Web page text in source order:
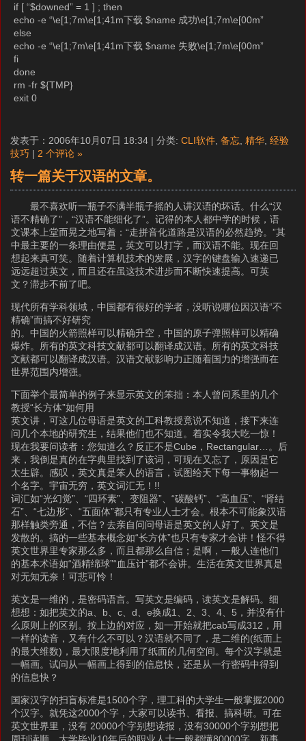
if [ “$downed” = 1 ] ; then
echo -e “\e[1;7m\e[1;41m下载 $name 成功\e[1;7m\e[00m”
else
echo -e “\e[1;7m\e[1;41m下载 $name 失败\e[1;7m\e[00m”
fi
done
rm -fr ${TMP}
exit 0
发表于：2006年10月07日 18:34 | 分类: CLI软件 备忘 精华 经验
技巧 | 2 个评论 »
转一篇关于汉语的文章。
最不喜欢听一瓶子不满半瓶子摇的人讲汉语的坏话。什么“汉
语不精确了”，“汉语不能细化了”。记得的本人都中学的时候，语
文课本上堂而晃之地写着：“走拼音化道路是汉语的必然趋势。”其
中最主要的一条理由便是，英文可以打字，而汉语不能。现在回
想起来真可笑。随着计算机技术的发展，汉字的键盘输入速递已
远远超过英文，而且还在虽这技术进步而不断快速提高。可英
文？滞步不前了吧。
现代所有学科领域，中国都有很好的学者，没听说哪位因汉语“不
精确”而搞不好研究
的。中国的火箭照样可以精确升空，中国的原子弹照样可以精确
爆炸。所有的英文科技文献都可以翻译成汉语。所有的英文科技
文献都可以翻译成汉语。汉语文献影响力正随着国力的增强而在
世界范围内增强。
下面举个最简单的例子来显示英文的笨拙：本人曾问系里的几个
教授“长方体”如何用
英文讲，可这几位母语是英文的工科教授竟说不知道，接下来连
问几个本地的研究生，结果他们也不知道。着实令我大吃一惊！
现在我要问读者：您知道么？反正不是Cube，Rectangular…。后
来，我倒是真的在字典里找到了该词，可现在又忘了，原因是它
太生辟。感叹，英文真是笨人的语言，试图给天下每一事物起一
个名字。宇宙无穷，英文词汇无！!!
词汇如“光幻觉”、“四环素”、变阻器”、“碳酸钙”、“高血压”、“肾结
石”、“七边形”、“五面体”都只有专业人士才会。根本不可能象汉语
那样触类旁通，不信？去亲自问问母语是英文的人好了。英文是
发散的。搞的一些基本概念如“长方体”也只有专家才会讲！怪不得
英文世界里专家那么多，而且都那么自信；是啊，一般人连他们
的基本术语如“酒精绵球”“血压计”都不会讲。生活在英文世界真是
对无知无奈！可悲可怜！
英文是一维的，是密码语言。写英文是编码，读英文是解码。细
想想：如把英文的a、b、c、d、e换成1、2、3、4、5，并没有什
么原则上的区别。按上边的对应，如一开始就把cab写成312，用
一样的读音，又有什么不可以？汉语就不同了，是二维的(纸面上
的最大维数)，最大限度地利用了纸面的几何空间。每个汉字就是
一幅画。试问从一幅画上得到的信息快，还是从一行密码中得到
的信息快？
国家汉字的扫盲标准是1500个字，理工科的大学生一般掌握2000
个汉字。就凭这2000个字，大家可以读书、看报、搞科研。可在
英文世界里，没有 20000个字别想读报，没有30000个字别想把